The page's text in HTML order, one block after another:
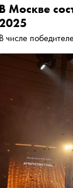
В Москве
В числе